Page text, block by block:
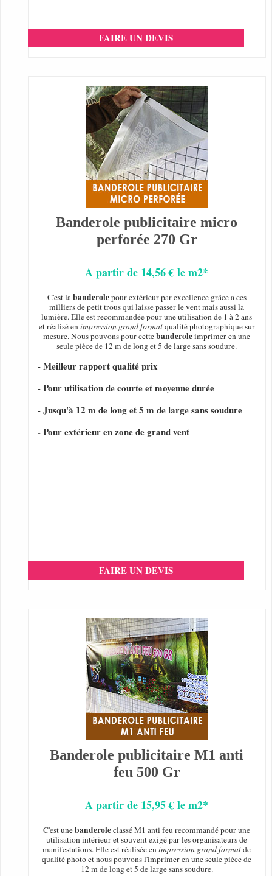
FAIRE UN DEVIS
Banderole publicitaire micro
perforée 270 Gr
A partir de 14,56 € le m2*
C'est labanderolepour extérieur par excellence grâce a ces
milliers de petit trous qui laisse passer le vent mais aussi la
lumière. Elle est recommandée pour une utilisation de 1 à 2 ans
et réalisé enimpression grand formatqualité photographique sur
mesure. Nous pouvons pour cettebanderoleimprimer en une
seule pièce de 12 m de long et 5 de large sans soudure.
- Meilleur rapport qualité prix
- Pour utilisation de courte et moyenne durée
- Jusqu'à 12 m de long et 5 m de large sans soudure
- Pour extérieur en zone de grand vent
FAIRE UN DEVIS
Banderole publicitaire M1 anti
feu 500 Gr
A partir de 15,95 € le m2*
C'est unebanderoleclassé M1 anti feu recommandé pour une
utilisation intérieur et souvent exigé par les organisateurs de
manifestations. Elle est réalisée enimpression grand formatde
qualité photo et nous pouvons l'imprimer en une seule pièce de
12 m de long et 5 de large sans soudure.